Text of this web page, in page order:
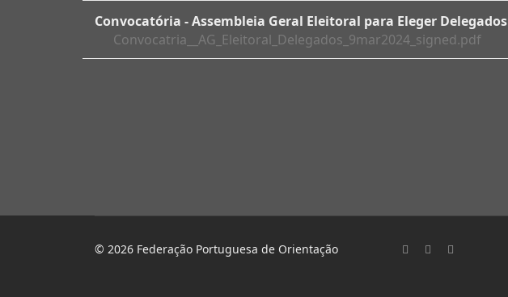
Convocatória - Assembleia Geral Eleitoral para Eleger Delegados
Convocatria__AG_Eleitoral_Delegados_9mar2024_signed.pdf
© 2026 Federação Portuguesa de Orientação